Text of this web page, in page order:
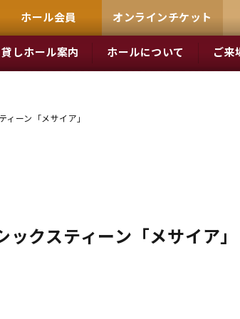
ホール会員 オンラインチケット
貸しホール案内 ホールについて ご来
ーン「メサイア」
クスティーン「メサイア」